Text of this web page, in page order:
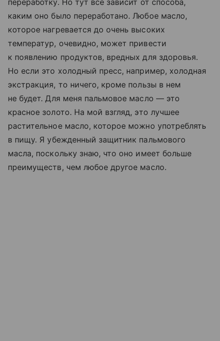
каким оно было переработано. Любое масло,
которое нагревается до очень высоких
температур, очевидно, может привести
к появлению продуктов, вредных для здоровья.
Но если это холодный пресс, например, холодная
экстракция, то ничего, кроме пользы в нем
не будет. Для меня пальмовое масло — это
красное золото. На мой взгляд, это лучшее
растительное масло, которое можно употреблять
в пищу. Я убежденный защитник пальмового
масла, поскольку знаю, что оно имеет больше
преимуществ, чем любое другое масло.